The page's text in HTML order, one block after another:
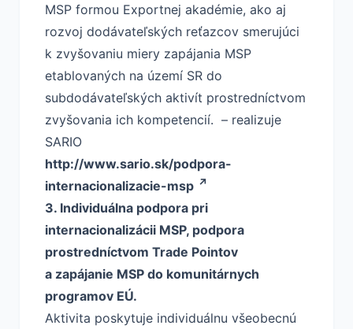
MSP formou Exportnej akadémie, ako aj
rozvoj dodávateľských reťazcov smerujúci
k zvyšovaniu miery zapájania MSP
etablovaných na území SR do
subdodávateľských aktivít prostredníctvom
zvyšovania ich kompetencií. – realizuje
SARIO
http://www.sario.sk/podpora-
internacionalizacie-msp
3. Individuálna podpora pri
internacionalizácii MSP, podpora
prostredníctvom Trade Pointov
a zapájanie MSP do komunitárnych
programov EÚ.
Aktivita poskytuje individuálnu všeobecnú